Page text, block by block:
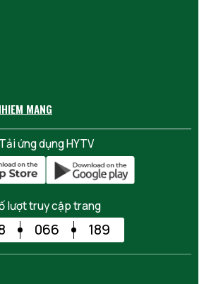
Tải ứng dụng HYTV
lượt truy cập trang
066 189